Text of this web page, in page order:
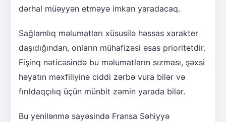
dərhal müəyyən etməyə imkan yaradacaq.
Sağlamlıq məlumatları xüsusilə həssas xarakter
daşıdığından, onların mühafizəsi əsas prioritetdir.
Fişinq nəticəsində bu məlumatların sızması, şəxsi
həyatın məxfiliyinə ciddi zərbə vura bilər və
fırıldaqçılıq üçün münbit zəmin yarada bilər.
Bu yenilənmə sayəsində Fransa Səhiyyə